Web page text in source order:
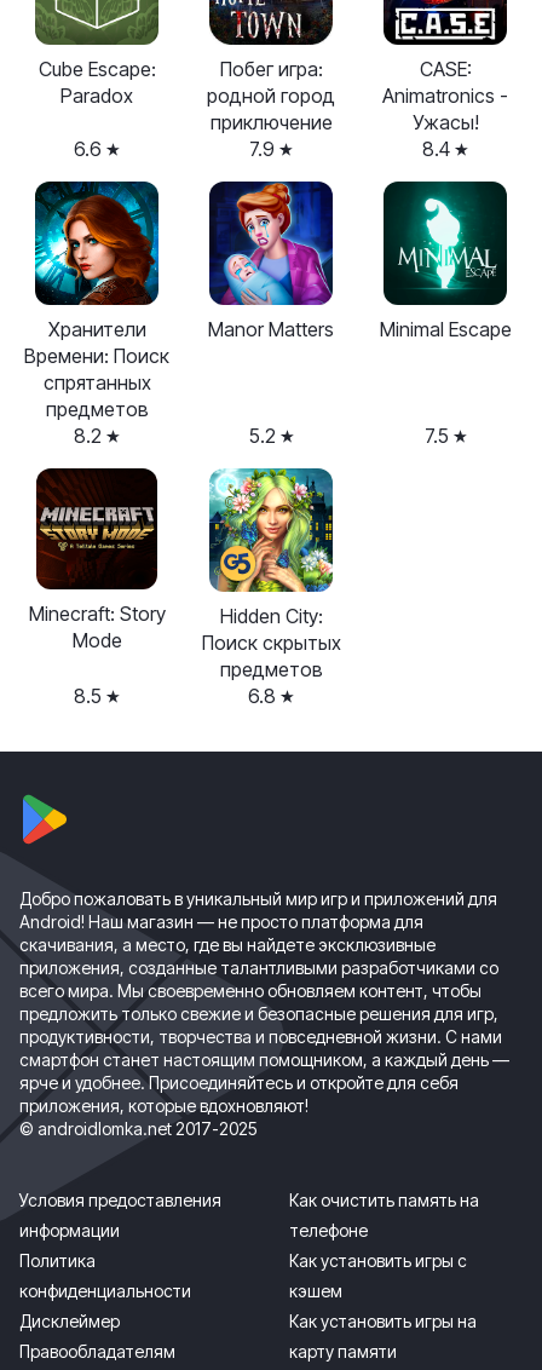
Cube Escape:
Paradox
6.6
Побег игра:
родной город
приключение
7.9
CASE:
Animatronics -
Ужасы!
8.4
Хранители
Времени: Поиск
спрятанных
предметов
8.2
Manor Matters
5.2
Minimal Escape
7.5
Minecraft: Story
Mode
8.5
Hidden City:
Поиск скрытых
предметов
6.8
Добро пожаловать в уникальный мир игр и приложений для
Android! Наш магазин — не просто платформа для
скачивания, а место, где вы найдете эксклюзивные
приложения, созданные талантливыми разработчиками со
всего мира. Мы своевременно обновляем контент, чтобы
предложить только свежие и безопасные решения для игр,
продуктивности, творчества и повседневной жизни. С нами
смартфон станет настоящим помощником, а каждый день —
ярче и удобнее. Присоединяйтесь и откройте для себя
приложения, которые вдохновляют!
© androidlomka.net 2017-2025
Условия предоставления
информации
Политика
конфиденциальности
Дисклеймер
Правообладателям
Как очистить память на
телефоне
Как установить игры с
кэшем
Как установить игры на
карту памяти